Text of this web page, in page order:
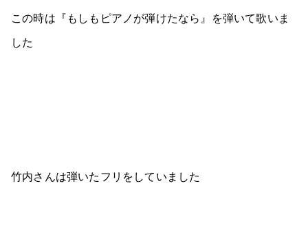
この時は『もしもピアノが弾けたなら』を弾いて歌いま
した
竹内さんは弾いたフリをしていました